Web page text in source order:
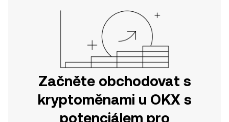
Začněte obchodovat s
kryptoměnami u OKX s
potenciálem pro